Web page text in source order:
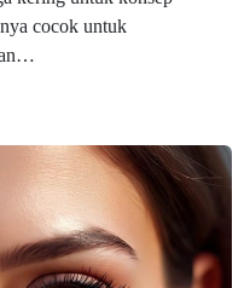
cocok untuk